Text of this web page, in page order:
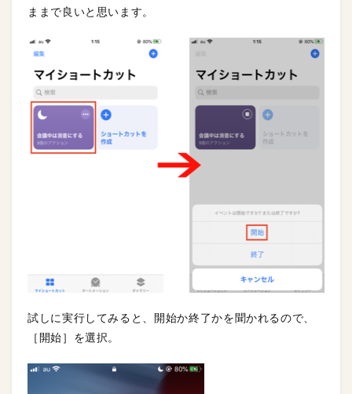
ままで良いと思います。
試しに実行してみると、開始か終了かを聞かれるので、
［開始］を選択。